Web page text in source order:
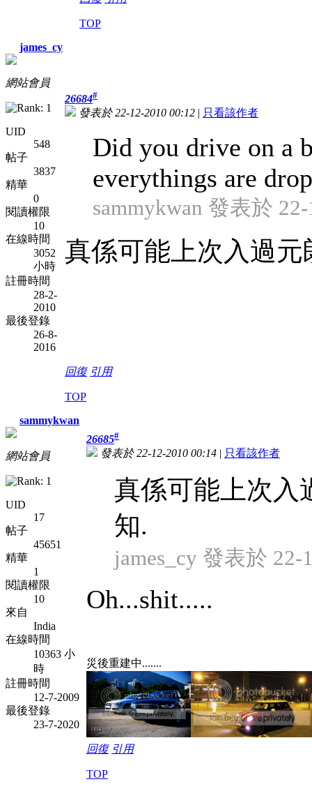
TOP
james_cy
網站會員
UID
548
帖子
3837
精華
0
閱讀權限
10
在線時間
3052
小時
註冊時間
28-2-
2010
最後登錄
26-8-
2016
26684#
發表於 22-12-2010 00:12 | 只看該作者
Did you drive on a
everythings are
sammykwan 發表於
真係可能上次入過元
回復 引用
TOP
sammykwan
網站會員
UID
17
帖子
45651
精華
1
閱讀權限
10
來自
India
在線時間
10363 小
時
註冊時間
12-7-2009
最後登錄
23-7-2020
26685#
發表於 22-12-2010 00:14 | 只看該作者
真係可能上次入
知.
james_cy 發表於 22-
Oh...shit.....
災後重建中.......
回復 引用
TOP